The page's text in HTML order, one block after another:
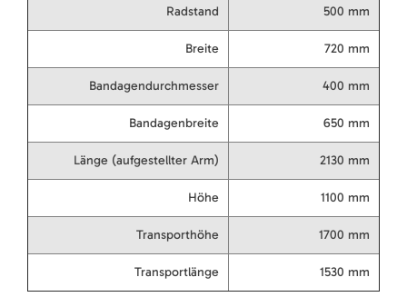
Radstand 500 mm
Breite 720 mm
Bandagendurchmesser 400 mm
Bandagenbreite 650 mm
Länge (aufgestellter Arm) 2130 mm
Höhe 1100 mm
Transporthöhe 1700 mm
Transportlänge 1530 mm